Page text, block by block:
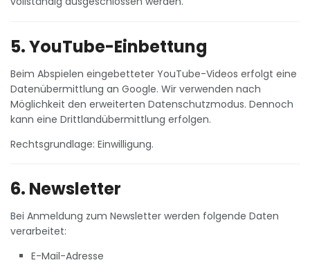
5. YouTube-Einbettung
Beim Abspielen eingebetteter YouTube-Videos erfolgt eine
Datenübermittlung an Google. Wir verwenden nach
Möglichkeit den erweiterten Datenschutzmodus. Dennoch
kann eine Drittlandübermittlung erfolgen.
Rechtsgrundlage: Einwilligung.
6. Newsletter
Bei Anmeldung zum Newsletter werden folgende Daten
verarbeitet:
E-Mail-Adresse